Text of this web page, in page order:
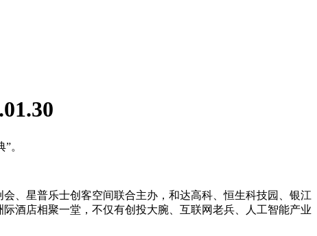
。
、星普乐士创客空间联合主办，和达高科、恒生科技园、银江
酒店相聚一堂，不仅有创投大腕、互联网老兵、人工智能产业